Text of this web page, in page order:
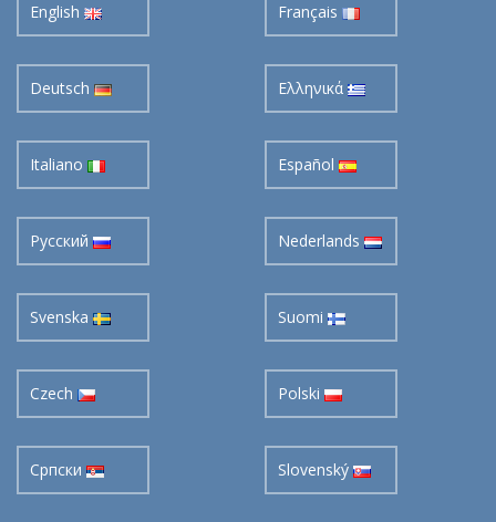
English Français
Deutsch Ελληνικά
Italiano Español
Pусский Nederlands
Svenska Suomi
Czech Polski
Cрпски Slovenský